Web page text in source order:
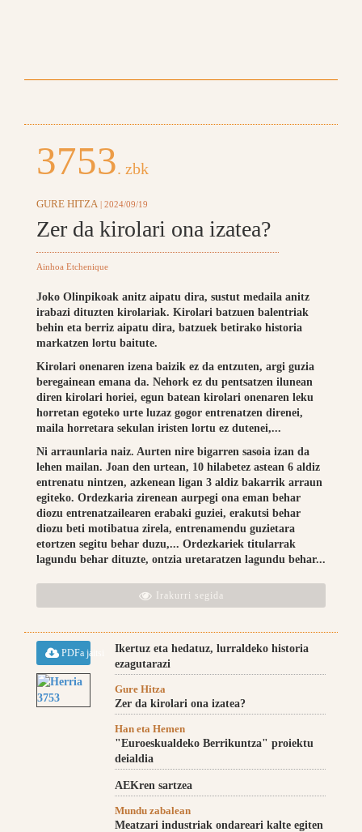
3753. zbk
GURE HITZA | 2024/09/19
Zer da kirolari ona izatea?
Ainhoa Etchenique
Joko Olinpikoak anitz aipatu dira, sustut medaila anitz
irabazi dituzten kirolariak. Kirolari batzuen balentriak
behin eta berriz aipatu dira, batzuek betirako historia
markatzen lortu baitute.
Kirolari onenaren izena baizik ez da entzuten, argi guzia
beregainean emana da. Nehork ez du pentsatzen ilunean
diren kirolari horiei, egun batean kirolari onenaren leku
horretan egoteko urte luzaz gogor entrenatzen direnei,
maila horretara sekulan iristen lortu ez dutenei,...
Ni arraunlaria naiz. Aurten nire bigarren sasoia izan da
lehen mailan. Joan den urtean, 10 hilabetez astean 6 aldiz
entrenatu nintzen, azkenean ligan 3 aldiz bakarrik arraun
egiteko. Ordezkaria zirenean aurpegi ona eman behar
diozu entrenatzailearen erabaki guziei, erakutsi behar
diozu beti motibatua zirela, entrenamendu guzietara
etortzen segitu behar duzu,... Ordezkariek titularrak
lagundu behar dituzte, ontzia uretaratzen lagundu behar...
Irakurri segida
PDFa jaitsi
Ikertuz eta hedatuz, lurraldeko historia
ezagutarazi
Gure Hitza
Zer da kirolari ona izatea?
Han eta Hemen
"Euroeskualdeko Berrikuntza" proiektu
deialdia
AEKren sartzea
Mundu zabalean
Meatzari industriak ondareari kalte egiten